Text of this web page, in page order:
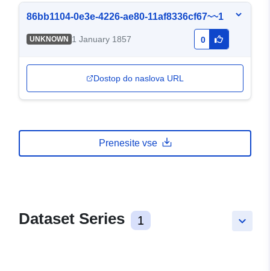
86bb1104-0e3e-4226-ae80-11af8336cf67~~1
UNKNOWN 1 January 1857 0
Dostop do naslova URL
Prenesite vse
keyboard_arrow_down
Dataset Series 1